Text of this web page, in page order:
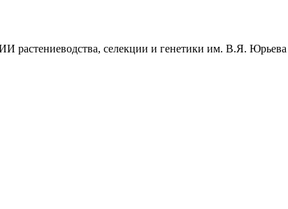
селекции и генетики им. В.Я. Юрьева